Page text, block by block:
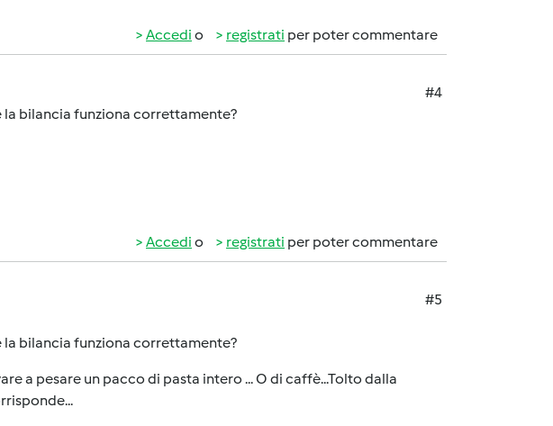
Accedi o registrati per poter commentare
#4
la bilancia funziona correttamente?
Accedi o registrati per poter commentare
#5
la bilancia funziona correttamente?
a pesare un pacco di pasta intero ... O di caffè...Tolto dalla